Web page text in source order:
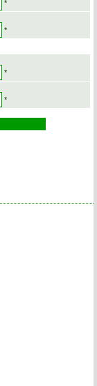
*
*
*
*